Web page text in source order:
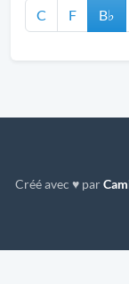
C F B♭
Créé avec ♥ par